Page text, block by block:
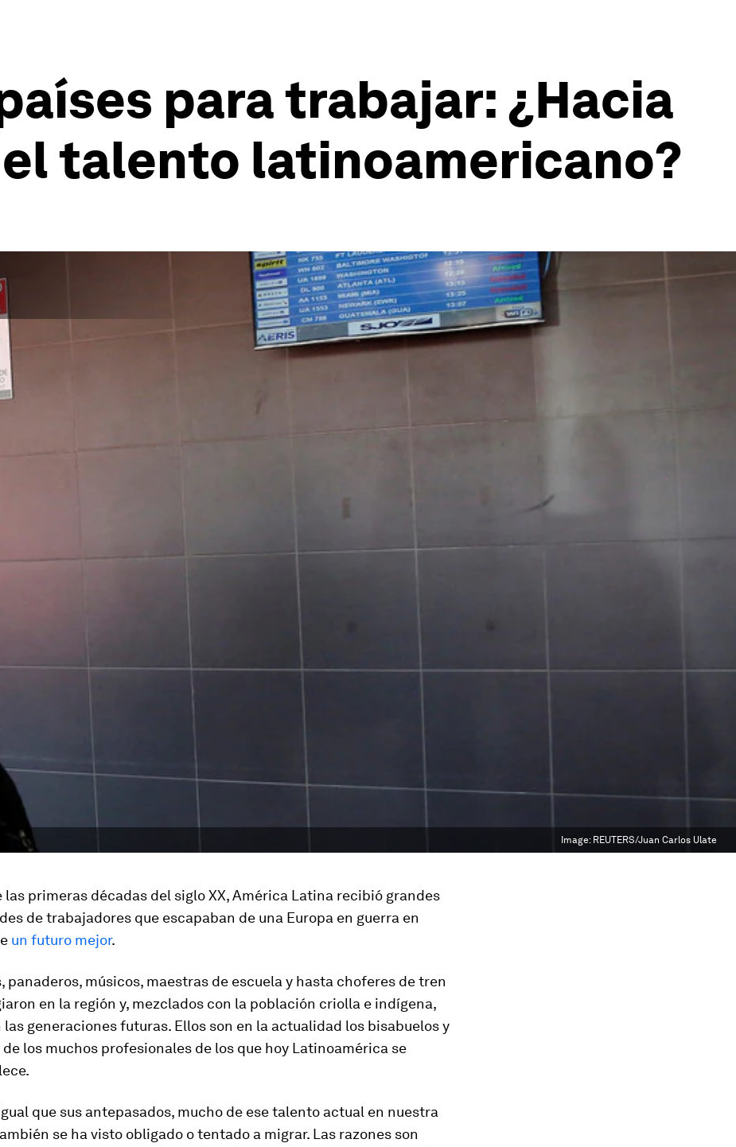
para trabajar: ¿Hacia
talento latinoamericano?
Image: REUTERS/Juan Carlos Ulate
las primeras décadas del siglo XX, América Latina recibió grandes
de trabajadores que escapaban de una Europa en guerra en
un futuro mejor.
panaderos, músicos, maestras de escuela y hasta choferes de tren
en la región y, mezclados con la población criolla e indígena,
generaciones futuras. Ellos son en la actualidad los bisabuelos y
de los muchos profesionales de los que hoy Latinoamérica se
que sus antepasados, mucho de ese talento actual en nuestra
se ha visto obligado o tentado a migrar. Las razones son